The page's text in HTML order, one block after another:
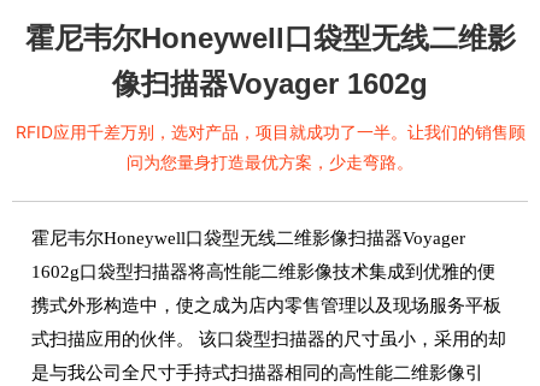
霍尼韦尔Honeywell口袋型无线二维影
像扫描器Voyager 1602g
RFID应用千差万别，选对产品，项目就成功了一半。让我们的销售顾
问为您量身打造最优方案，少走弯路。
霍尼韦尔Honeywell口袋型无线二维影像扫描器Voyager
1602g口袋型扫描器将高性能二维影像技术集成到优雅的便
携式外形构造中，使之成为店内零售管理以及现场服务平板
式扫描应用的伙伴。 该口袋型扫描器的尺寸虽小，采用的却
是与我公司全尺寸手持式扫描器相同的高性能二维影像引